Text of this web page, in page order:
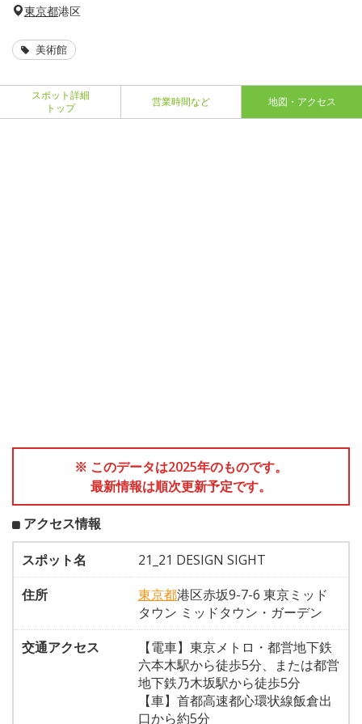
東京都港区
美術館
スポット詳細
トップ
営業時間など 地図・アクセス
※ このデータは2025年のものです。
最新情報は順次更新予定です。
アクセス情報
スポット名
21_21 DESIGN SIGHT
住所
東京都港区赤坂9-7-6 東京ミッド
タウン ミッドタウン・ガーデン
交通アクセス
【電車】東京メトロ・都営地下鉄
六本木駅から徒歩5分、または都営
地下鉄乃木坂駅から徒歩5分
【車】首都高速都心環状線飯倉出
口から約5分